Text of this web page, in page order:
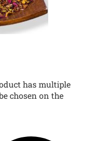
has multiple
chosen on the